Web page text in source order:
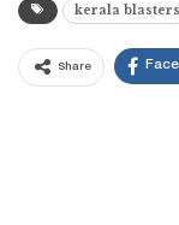
kerala blasters
Share